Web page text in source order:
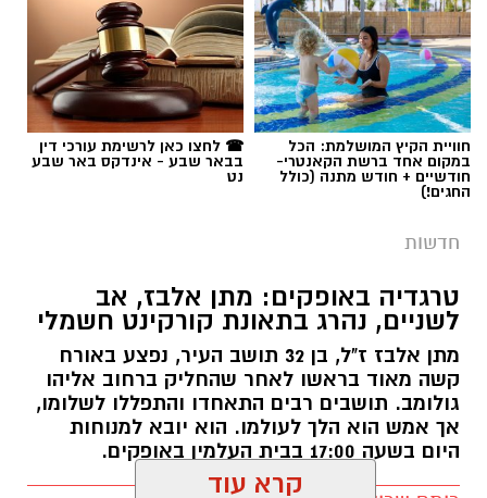
תגים:חברת חשמל, תל שבע
קרדיט: משטרת ישראל
חוויית הקיץ המושלמת: הכל
במקום אחד ברשת הקאנטרי-
חודשיים + חודש מתנה (כולל
החגים!)
☎ לחצו כאן לרשימת עורכי דין
בבאר שבע - אינדקס באר שבע
נט
חדשות
טרגדיה באופקים: מתן אלבז, אב
גולומב. תושבים רבים התאחדו והתפללו לשלומו,
אך אמש הוא הלך לעולמו. הוא יובא למנוחות
היום בשעה 17:00 בבית העלמין באופקים.
רותם שרון / 11:33 06.08.26
קרא עוד
אולי יעניין אותך גם